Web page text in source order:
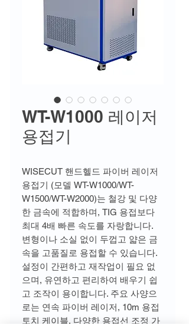
WT-W1000 레이저
용접기
WISECUT 핸드헬드 파이버 레이저
용접기 (모델 WT-W1000/WT-
W1500/WT-W2000)는 철강 및 다양
한 금속에 적합하며, TIG 용접보다
최대 4배 빠른 속도를 자랑합니다.
변형이나 소실 없이 두껍고 얇은 금
속을 고품질로 용접할 수 있습니다.
설정이 간편하고 재작업이 필요 없
으며, 유연하고 편리하여 배우기 쉽
고 조작이 용이합니다. 주요 사양으
로는 연속 파이버 레이저, 10m 용접
토치 케이블, 다양한 용접선 조정 가